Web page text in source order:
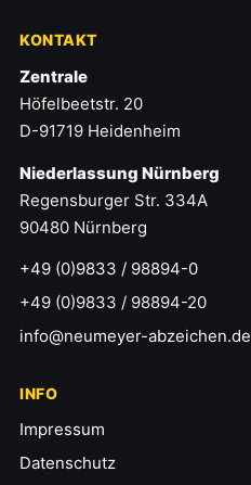
KONTAKT
Zentrale
Höfelbeetstr. 20
D-91719 Heidenheim
Niederlassung Nürnberg
Regensburger Str. 334A
90480 Nürnberg
+49 (0)9833 / 98894-0
+49 (0)9833 / 98894-20
info@neumeyer-abzeichen.de
INFO
Impressum
Datenschutz